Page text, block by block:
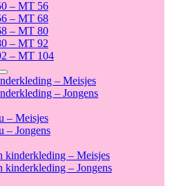
– MT 56
– MT 68
– MT 80
– MT 92
– MT 104
– Meisjes
– Jongens
– Meisjes
– Jongens
kinderkleding – Meisjes
kinderkleding – Jongens